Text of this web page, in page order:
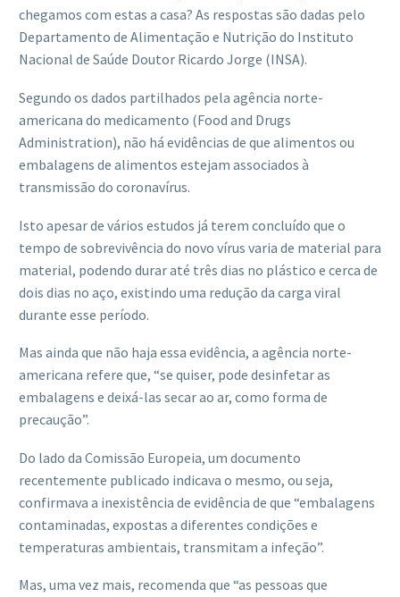
chegamos com estas a casa? As respostas são dadas pelo
Departamento de Alimentação e Nutrição do Instituto
Nacional de Saúde Doutor Ricardo Jorge (INSA).
Segundo os dados partilhados pela agência norte-
americana do medicamento (Food and Drugs
Administration), não há evidências de que alimentos ou
embalagens de alimentos estejam associados à
transmissão do coronavírus.
Isto apesar de vários estudos já terem concluído que o
tempo de sobrevivência do novo vírus varia de material para
material, podendo durar até três dias no plástico e cerca de
dois dias no aço, existindo uma redução da carga viral
durante esse período.
Mas ainda que não haja essa evidência, a agência norte-
americana refere que, “se quiser, pode desinfetar as
embalagens e deixá-las secar ao ar, como forma de
precaução”.
Do lado da Comissão Europeia, um documento
recentemente publicado indicava o mesmo, ou seja,
confirmava a inexistência de evidência de que “embalagens
contaminadas, expostas a diferentes condições e
temperaturas ambientais, transmitam a infeção”.
Mas, uma vez mais, recomenda que “as pessoas que